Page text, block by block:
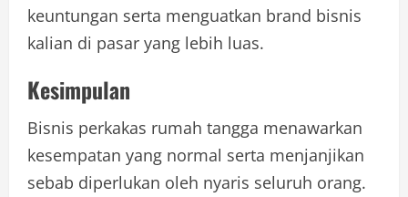
keuntungan serta menguatkan brand bisnis
kalian di pasar yang lebih luas.
Kesimpulan
Bisnis perkakas rumah tangga menawarkan
kesempatan yang normal serta menjanjikan
sebab diperlukan oleh nyaris seluruh orang.